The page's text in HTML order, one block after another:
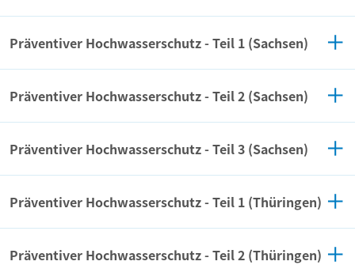
Präventiver Hochwasserschutz - Teil 1 (Sachsen)
Präventiver Hochwasserschutz - Teil 2 (Sachsen)
Präventiver Hochwasserschutz - Teil 3 (Sachsen)
Präventiver Hochwasserschutz - Teil 1 (Thüringen)
Präventiver Hochwasserschutz - Teil 2 (Thüringen)